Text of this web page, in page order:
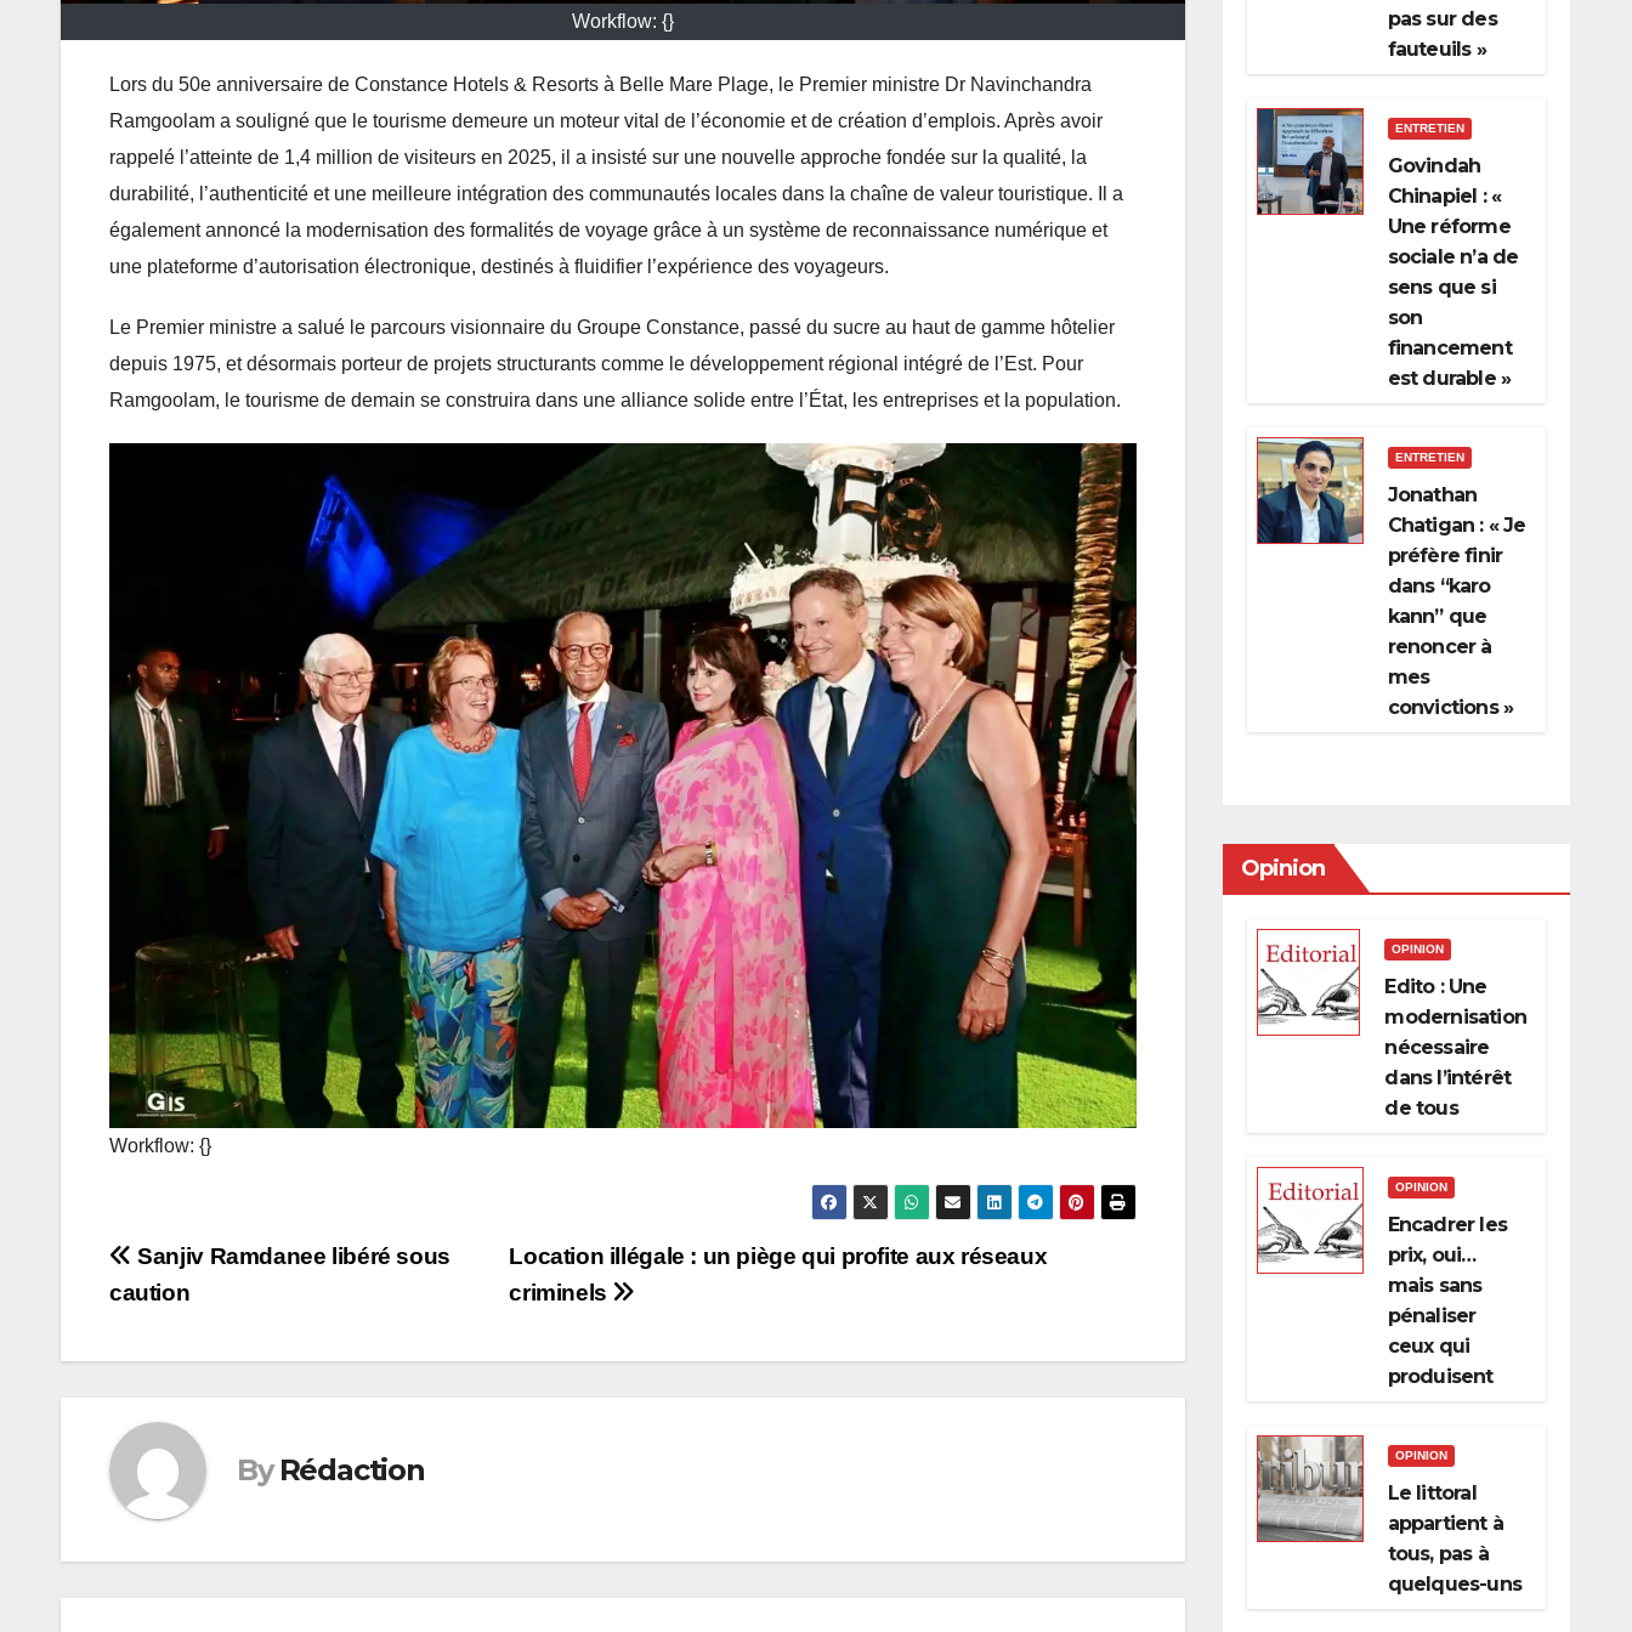
Workflow: {}
Lors du 50e anniversaire de Constance Hotels & Resorts à Belle Mare Plage, le Premier ministre Dr Navinchandra
Ramgoolam a souligné que le tourisme demeure un moteur vital de l’économie et de création d’emplois. Après avoir
rappelé l’atteinte de 1,4 million de visiteurs en 2025, il a insisté sur une nouvelle approche fondée sur la qualité, la
durabilité, l’authenticité et une meilleure intégration des communautés locales dans la chaîne de valeur touristique. Il a
également annoncé la modernisation des formalités de voyage grâce à un système de reconnaissance numérique et
une plateforme d’autorisation électronique, destinés à fluidifier l’expérience des voyageurs.
Le Premier ministre a salué le parcours visionnaire du Groupe Constance, passé du sucre au haut de gamme hôtelier
depuis 1975, et désormais porteur de projets structurants comme le développement régional intégré de l’Est. Pour
Ramgoolam, le tourisme de demain se construira dans une alliance solide entre l’État, les entreprises et la population.
Workflow: {}
Post
navigation
Location illégale : un piège qui profite aux réseaux
criminels
Sanjiv Ramdanee libéré sous
caution
By Rédaction
pas sur des
fauteuils »
ENTRETIEN
Govindah
Chinapiel : «
Une réforme
sociale n’a de
sens que si
son
financement
est durable »
ENTRETIEN
Jonathan
Chatigan : « Je
préfère finir
dans “karo
kann” que
renoncer à
mes
convictions »
Opinion
OPINION
Edito : Une
modernisation
nécessaire
dans l’intérêt
de tous
OPINION
Encadrer les
prix, oui…
mais sans
pénaliser
ceux qui
produisent
OPINION
Le littoral
appartient à
tous, pas à
quelques-uns